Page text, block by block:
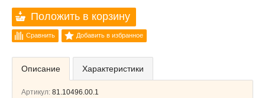
Положить в корзину
Сравнить Добавить в избранное
Описание Характеристики
Артикул: 81.10496.00.1